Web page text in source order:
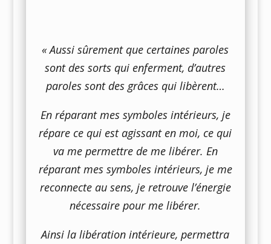
« Aussi sûrement que certaines paroles
sont des sorts qui enferment, d’autres
paroles sont des grâces qui libèrent…
En réparant mes symboles intérieurs, je
répare ce qui est agissant en moi, ce qui
va me permettre de me libérer. En
réparant mes symboles intérieurs, je me
reconnecte au sens, je retrouve l’énergie
nécessaire pour me libérer.
Ainsi la libération intérieure, permettra